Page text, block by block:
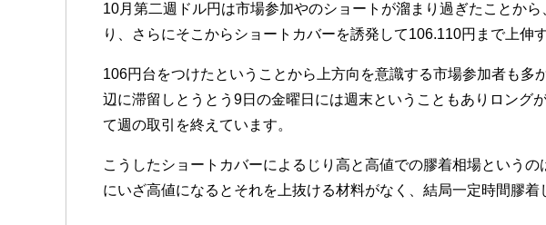
10月第二週ドル円は市場参加やのショートが溜まり過ぎたことか
り、さらにそこからショートカバーを誘発して106.110円まで上伸
106円台をつけたということから上方向を意識する市場参加者も
辺に滞留しとうとう9日の金曜日には週末ということもありロング
て週の取引を終えています。
こうしたショートカバーによるじり高と高値での膠着相場という
にいざ高値になるとそれを上抜ける材料がなく、結局一定時間膠